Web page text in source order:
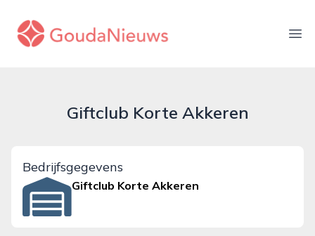
gouda-nieuws.nl
Giftclub Korte Akkeren
Bedrijfsgegevens
Giftclub Korte Akkeren